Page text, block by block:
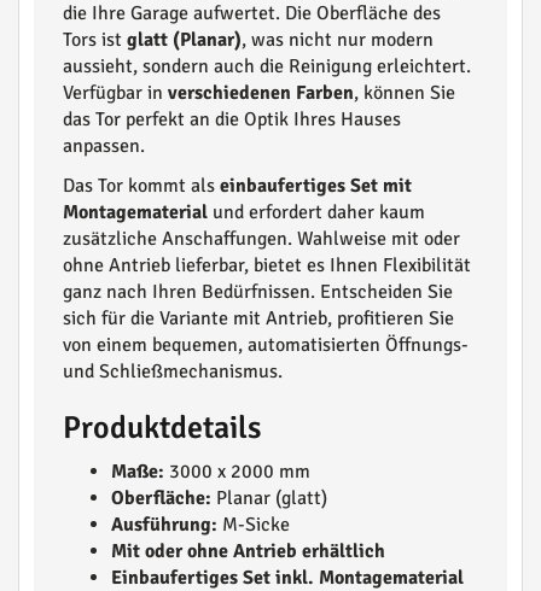
die Ihre Garage aufwertet. Die Oberfläche des
Tors ist glatt (Planar), was nicht nur modern
aussieht, sondern auch die Reinigung erleichtert.
Verfügbar in verschiedenen Farben, können Sie
das Tor perfekt an die Optik Ihres Hauses
anpassen.
Das Tor kommt als einbaufertiges Set mit
Montagematerial und erfordert daher kaum
zusätzliche Anschaffungen. Wahlweise mit oder
ohne Antrieb lieferbar, bietet es Ihnen Flexibilität
ganz nach Ihren Bedürfnissen. Entscheiden Sie
sich für die Variante mit Antrieb, profitieren Sie
von einem bequemen, automatisierten Öffnungs-
und Schließmechanismus.
Produktdetails
Maße: 3000 x 2000 mm
Oberfläche: Planar (glatt)
Ausführung: M-Sicke
Mit oder ohne Antrieb erhältlich
Einbaufertiges Set inkl. Montagematerial